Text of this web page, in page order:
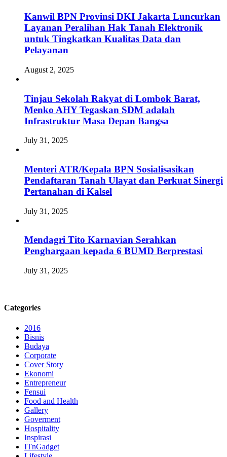
Kanwil BPN Provinsi DKI Jakarta Luncurkan
Layanan Peralihan Hak Tanah Elektronik
untuk Tingkatkan Kualitas Data dan
Pelayanan
August 2, 2025
Tinjau Sekolah Rakyat di Lombok Barat,
Menko AHY Tegaskan SDM adalah
Infrastruktur Masa Depan Bangsa
July 31, 2025
Menteri ATR/Kepala BPN Sosialisasikan
Pendaftaran Tanah Ulayat dan Perkuat Sinergi
Pertanahan di Kalsel
July 31, 2025
Mendagri Tito Karnavian Serahkan
Penghargaan kepada 6 BUMD Berprestasi
July 31, 2025
Categories
2016
Bisnis
Budaya
Corporate
Cover Story
Ekonomi
Entrepreneur
Fensui
Food and Health
Gallery
Goverment
Hospitality
Inspirasi
ITnGadget